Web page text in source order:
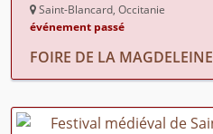
Saint-Blancard, Occitanie
événement passé
FOIRE DE LA MAGDELEINE